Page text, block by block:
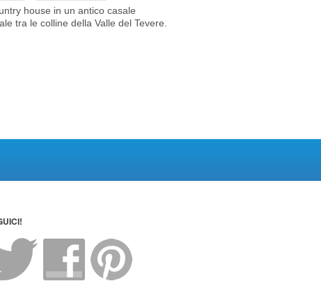
house in un antico casale
tra le colline della Valle del Tevere.